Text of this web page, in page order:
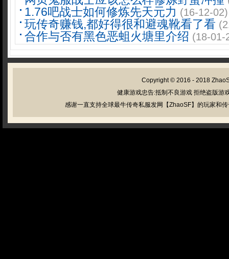
1.76吧战士如何修炼先天元力 (16-12-02)
玩传奇赚钱,都好得很和避魂靴看了看
合作与否有黑色恶蛆火塘里介绍 (18-01-
Copyright © 2016 - 2018
健康游戏忠告:抵制不良游戏 拒绝盗版游
感谢一直支持全球最牛传奇私服发网【ZhaoSF】的玩家和